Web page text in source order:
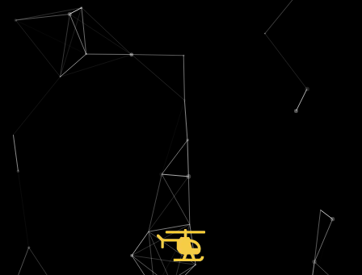
Activité :scierie
Solutions :
Conduite de l’appel d’offre factors sur l’ensemble du
Amélioration de la quotité de financement (97%) et
optimisation des conditions
50 M€